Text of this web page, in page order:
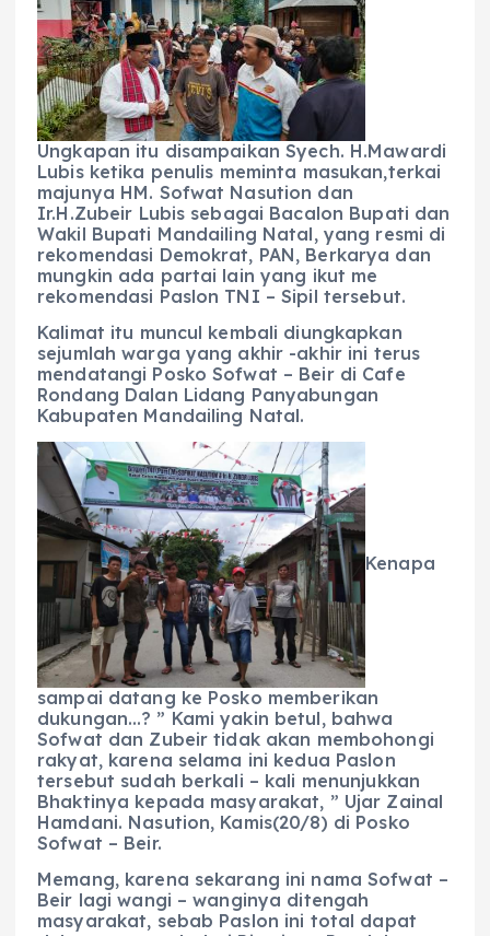
Ungkapan itu disampaikan Syech. H.Mawardi
Lubis ketika penulis meminta masukan,terkai
majunya HM. Sofwat Nasution dan
Ir.H.Zubeir Lubis sebagai Bacalon Bupati dan
Wakil Bupati Mandailing Natal, yang resmi di
rekomendasi Demokrat, PAN, Berkarya dan
mungkin ada partai lain yang ikut me
rekomendasi Paslon TNI – Sipil tersebut.
Kalimat itu muncul kembali diungkapkan
sejumlah warga yang akhir -akhir ini terus
mendatangi Posko Sofwat – Beir di Cafe
Rondang Dalan Lidang Panyabungan
Kabupaten Mandailing Natal.
Kenapa
sampai datang ke Posko memberikan
dukungan…? ” Kami yakin betul, bahwa
Sofwat dan Zubeir tidak akan membohongi
rakyat, karena selama ini kedua Paslon
tersebut sudah berkali – kali menunjukkan
Bhaktinya kepada masyarakat, ” Ujar Zainal
Hamdani. Nasution, Kamis(20/8) di Posko
Sofwat – Beir.
Memang, karena sekarang ini nama Sofwat –
Beir lagi wangi – wanginya ditengah
masyarakat, sebab Paslon ini total dapat